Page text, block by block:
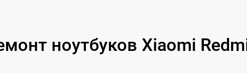
ноутбуков Xiaomi